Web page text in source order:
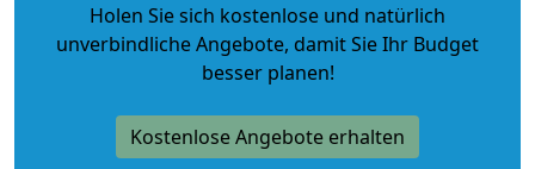
Holen Sie sich kostenlose und natürlich
unverbindliche Angebote, damit Sie Ihr Budget
besser planen!
Kostenlose Angebote erhalten